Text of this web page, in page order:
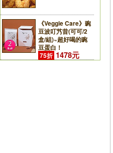
《Veggie Care》豌
豆波叮艿昔(可可/2
盒/組)~超好喝的豌
豆蛋白！
75折 1478元